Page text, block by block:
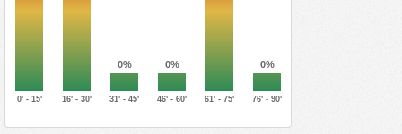
0% 0% 0%
0' - 15' 16' - 30' 31' - 45' 46' - 60' 61' - 75' 76' - 90'